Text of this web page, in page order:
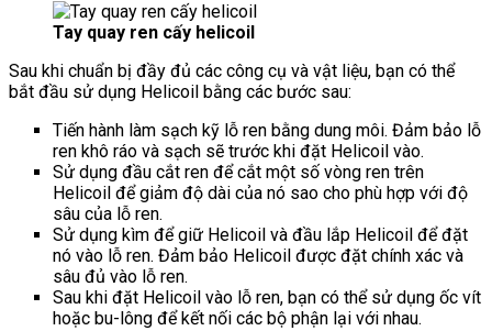
Tay quay ren cấy helicoil
Sau khi chuẩn bị đầy đủ các công cụ và vật liệu, bạn có thể
bắt đầu sử dụng Helicoil bằng các bước sau:
Tiến hành làm sạch kỹ lỗ ren bằng dung môi. Đảm bảo lỗ
ren khô ráo và sạch sẽ trước khi đặt Helicoil vào.
Sử dụng đầu cắt ren để cắt một số vòng ren trên
Helicoil để giảm độ dài của nó sao cho phù hợp với độ
sâu của lỗ ren.
Sử dụng kìm để giữ Helicoil và đầu lắp Helicoil để đặt
nó vào lỗ ren. Đảm bảo Helicoil được đặt chính xác và
sâu đủ vào lỗ ren.
Sau khi đặt Helicoil vào lỗ ren, bạn có thể sử dụng ốc vít
hoặc bu-lông để kết nối các bộ phận lại với nhau.